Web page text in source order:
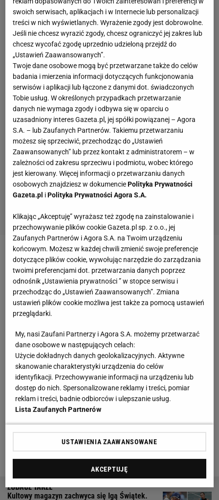
Zobacz wideoSochan: Zawsze myślałem, że będę w
NBA
Hurkacz przegrywa, a eksperci zdziwieni. "Chwały
mu nie przynosi"
Do tej pory Hubertowi Hurkaczowi ta sztuka nie
udała się ani razu. Za każdym razem jego przygoda
z US Open kończyła się najdalej na drugiej rundzie.
Już wiemy, że ten rok nie będzie inny. Hurkacz
fatalnie rozpocząłmecz, a im dłużej grał, tym
bardziej było widoczne, że coś mu doskwiera.
martwiło komentatorów Eurosportu, którzy
zastanawiali się, czy Polak nie ma jakichś
problemów zdrowotnych.
Kultowy magazyn zachwyca się Igą Świątek.
swoich serwisach, aplikacjach i w Internecie lub personalizacji
treści w nich wyświetlanych. Wyrażenie zgody jest dobrowolne.
Jeśli nie chcesz wyrazić zgody, chcesz ograniczyć jej zakres lub
chcesz wycofać zgodę uprzednio udzieloną przejdź do
„Ustawień Zaawansowanych”.
Twoje dane osobowe mogą być przetwarzane także do celów
badania i mierzenia informacji dotyczących funkcjonowania
serwisów i aplikacji lub łączone z danymi dot. świadczonych
Tobie usług. W określonych przypadkach przetwarzanie
danych nie wymaga zgody i odbywa się w oparciu o
uzasadniony interes Gazeta.pl, jej spółki powiązanej – Agora
S.A. – lub Zaufanych Partnerów. Takiemu przetwarzaniu
możesz się sprzeciwić, przechodząc do „Ustawień
Zaawansowanych” lub przez kontakt z administratorem – w
zależności od zakresu sprzeciwu i podmiotu, wobec którego
jest kierowany. Więcej informacji o przetwarzaniu danych
osobowych znajdziesz w dokumenciePolityka Prywatności
Gazeta.pl iPolityka Prywatności Agora S.A.
Klikając „Akceptuję” wyrażasz też zgodę na zainstalowanie i
przechowywanie plików cookie Gazeta.pl sp. z o.o., jej
Zaufanych Partnerów i Agora S.A. na Twoim urządzeniu
końcowym. Możesz w każdej chwili zmienić swoje preferencje
dotyczące plików cookie, wywołując narzędzie do zarządzania
twoimi preferencjami dot. przetwarzania danych poprzez
odnośnik „Ustawienia prywatności ” w stopce serwisu i
przechodząc do „Ustawień Zaawansowanych”. Zmiana
ustawień plików cookie możliwa jest także za pomocą ustawień
przeglądarki.
My, nasi Zaufani Partnerzy i Agora S.A. możemy przetwarzać
dane osobowe w następujących celach:
Użycie dokładnych danych geolokalizacyjnych. Aktywne
skanowanie charakterystyki urządzenia do celów
identyfikacji. Przechowywanie informacji na urządzeniu lub
dostęp do nich. Spersonalizowane reklamy i treści, pomiar
reklam i treści, badnie odbiorców i ulepszanie usług.
Lista Zaufanych Partnerów
USTAWIENIA ZAAWANSOWANE
AKCEPTUJĘ